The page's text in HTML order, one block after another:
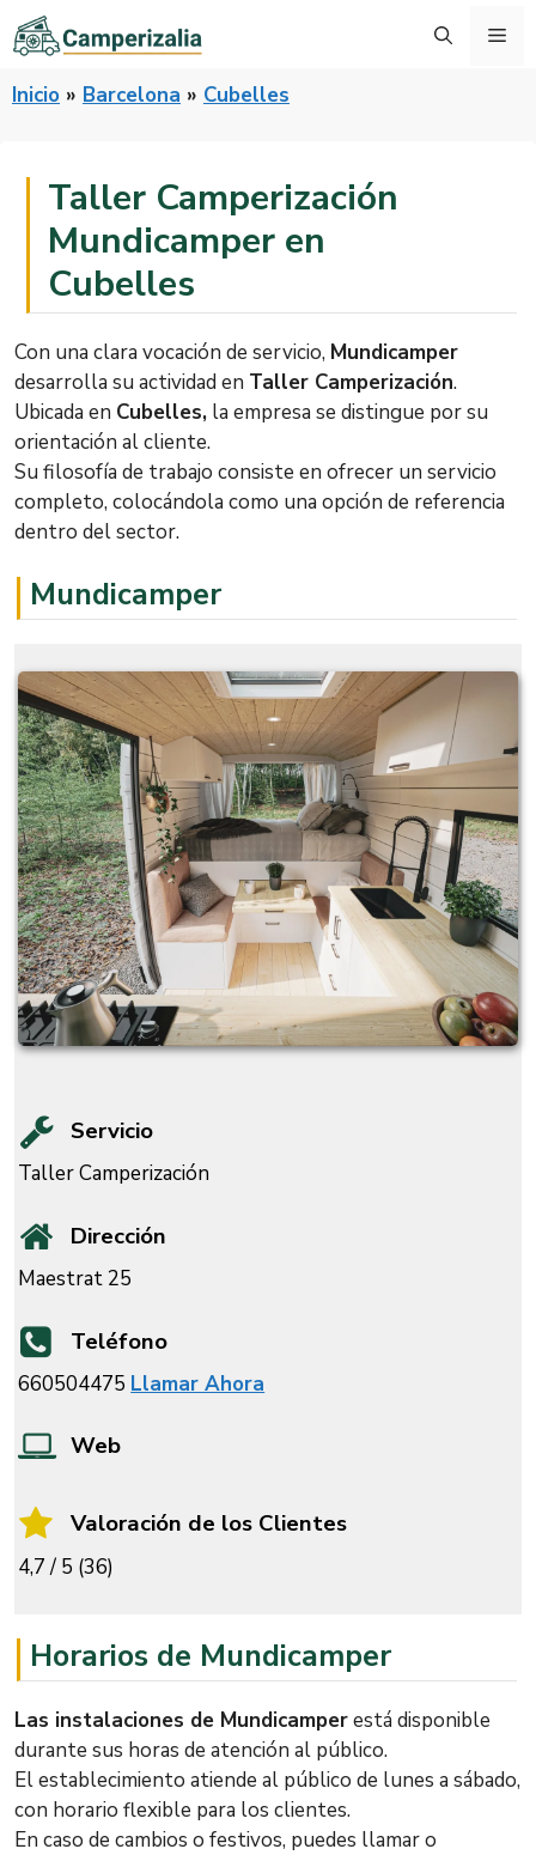
Saltar
al
Inicio » Barcelona » Cubelles
Taller Camperización
Mundicamper en
Cubelles
Con una clara vocación de servicio, Mundicamper
desarrolla su actividad en Taller Camperización.
Ubicada en Cubelles, la empresa se distingue por su
orientación al cliente.
Su filosofía de trabajo consiste en ofrecer un servicio
completo, colocándola como una opción de referencia
dentro del sector.
Mundicamper
Servicio
Taller Camperización
Dirección
Maestrat 25
Teléfono
660504475 Llamar Ahora
Web
Valoración de los Clientes
4,7 / 5 (36)
Horarios de Mundicamper
Las instalaciones de Mundicamperestá disponible
durante sus horas de atención al público.
El establecimiento atiende al público de lunes a sábado,
con horario flexible para los clientes.
En caso de cambios o festivos, puedes llamar o